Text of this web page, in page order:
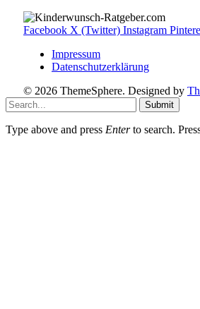
Facebook X (Twitter) Instagram
Impressum
Datenschutzerklärung
© 2026 ThemeSphere. Designed by
Submit
Type above and press Enterto search.